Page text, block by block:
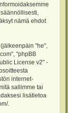
nämä ehdot
"he",
"phpBB
License v2" -
internet-
sallimme tai
lisätietoa
.